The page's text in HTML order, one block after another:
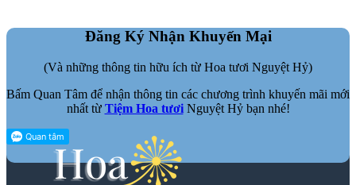
Đăng Ký Nhận Khuyến Mại
(Và những thông tin hữu ích từ Hoa tươi Nguyệt Hỷ)
Bấm Quan Tâm để nhận thông tin các chương trình khuyến mãi mới
nhất từ Tiệm Hoa tươiNguyệt Hỷ bạn nhé!